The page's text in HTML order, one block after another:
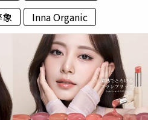
Inna Organic